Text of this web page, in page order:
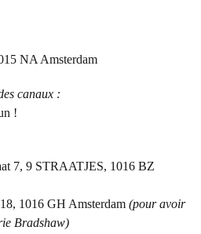
NA Amsterdam
canaux :
!
7, 9 STRAATJES, 1016 BZ
1016 GH Amsterdam (pour avoir
Bradshaw)